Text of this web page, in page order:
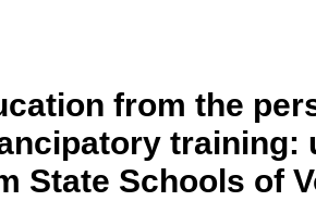
from the
training:
State Schools of